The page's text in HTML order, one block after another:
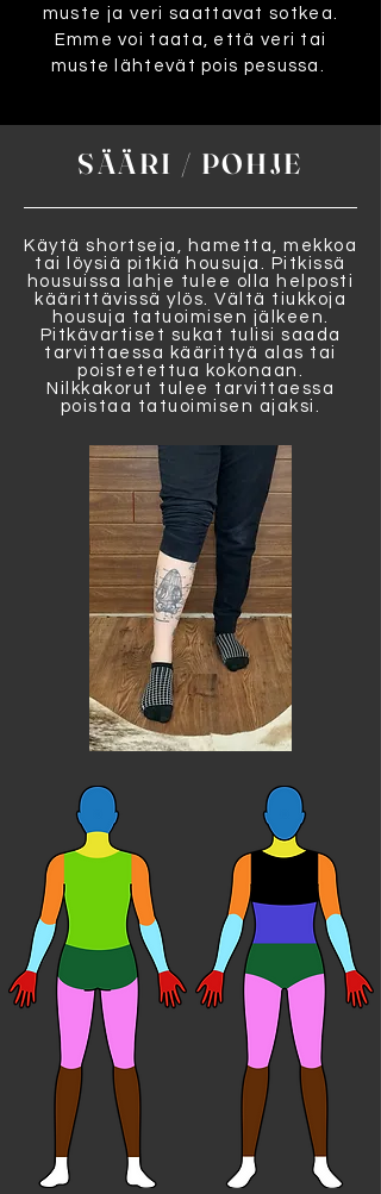
muste ja veri saattavat sotkea.
Emme voi taata, että veri tai
muste lähtevät pois pesussa.
SÄÄRI / POHJE
Käytä shortseja, hametta, mekkoa
tai löysiä pitkiä housuja. Pitkissä
housuissa lahje tulee olla helposti
käärittävissä ylös. Vältä tiukkoja
housuja tatuoimisen jälkeen.
Pitkävartiset sukat tulisi saada
tarvittaessa käärittyä alas tai
poistetettua kokonaan.
Nilkkakorut tulee tarvittaessa
poistaa tatuoimisen ajaksi.